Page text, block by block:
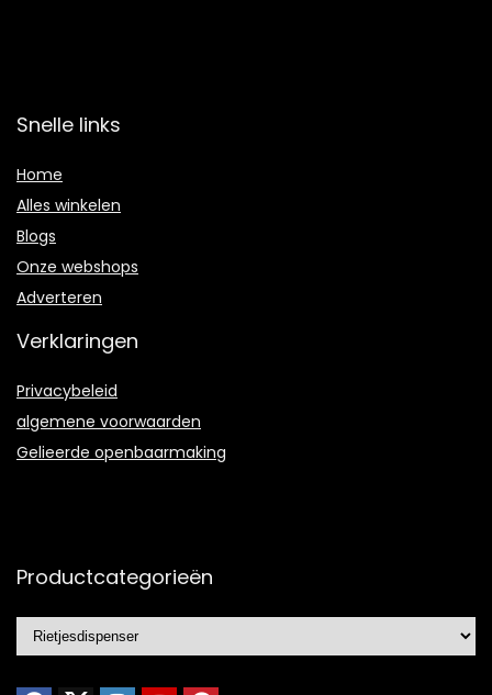
Snelle links
Home
Alles winkelen
Blogs
Onze webshops
Adverteren
Verklaringen
Privacybeleid
algemene voorwaarden
Gelieerde openbaarmaking
Productcategorieën